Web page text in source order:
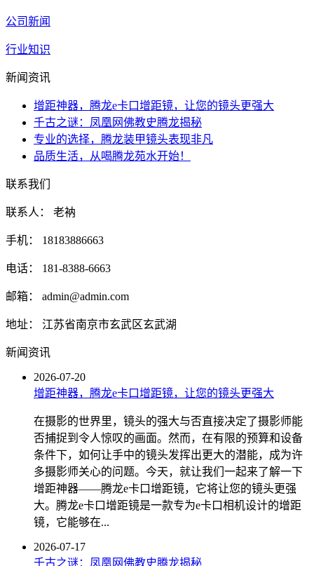
公司新闻
行业知识
新闻资讯
增距神器，腾龙e卡口增距镜，让您的镜头更强大
千古之谜：凤凰网佛教史腾龙揭秘
专业的选择，腾龙装甲镜头表现非凡
品质生活，从喝腾龙苑水开始！
联系我们
联系人： 老衲
手机： 18183886663
电话： 181-8388-6663
邮箱： admin@admin.com
地址： 江苏省南京市玄武区玄武湖
新闻资讯
2026-07-20
增距神器，腾龙e卡口增距镜，让您的镜头更强大
在摄影的世界里，镜头的强大与否直接决定了摄影师能
否捕捉到令人惊叹的画面。然而，在有限的预算和设备
条件下，如何让手中的镜头发挥出更大的潜能，成为许
多摄影师关心的问题。今天，就让我们一起来了解一下
增距神器——腾龙e卡口增距镜，它将让您的镜头更强
大。腾龙e卡口增距镜是一款专为e卡口相机设计的增距
镜，它能够在...
2026-07-17
千古之谜：凤凰网佛教史腾龙揭秘